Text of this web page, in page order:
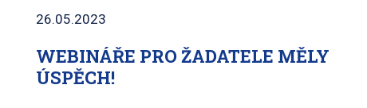
WEBINÁŘE PRO ŽADATELE MĚLY
ÚSPĚCH!
26.05.2023